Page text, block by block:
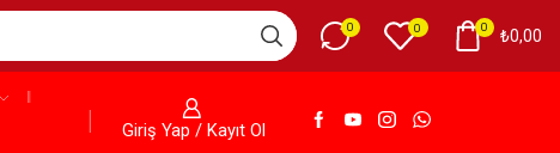
0 0 0 ₺0,00
Giriş Yap / Kayıt Ol